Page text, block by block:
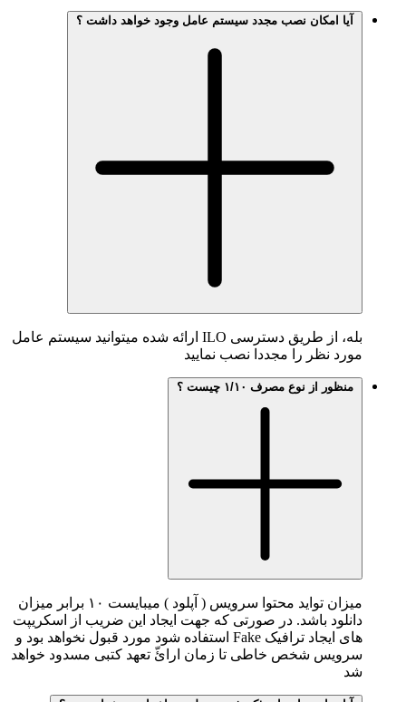
امکان نصب مجدد سیستم عامل وجود خواهد داشت ؟
بله، از طریق دسترسی ILO ارائه شده میتوانید سیستم عامل
نظر را مجددا نصب نمایید
از نوع مصرف ۱/۱۰ چیست ؟
میزان تواید محتوا سرویس ( آپلود ) میبایست ۱۰ برابر میزان
باشد. در صورتی که جهت ایجاد این ضریب از اسکریپت
های ایجاد ترافیک Fake استفاده شود مورد قبول نخواهد بود و
شخص خاطی تا زمان ارائّ تعهد کتبی مسدود خواهد